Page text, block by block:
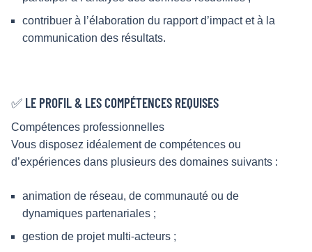
contribuer à l’élaboration du rapport d’impact et à la
communication des résultats.
✅ LE PROFIL & LES COMPÉTENCES REQUISES
Compétences professionnelles
Vous disposez idéalement de compétences ou
d’expériences dans plusieurs des domaines suivants :
animation de réseau, de communauté ou de
dynamiques partenariales ;
gestion de projet multi-acteurs ;